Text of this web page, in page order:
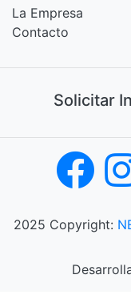
La Empresa
Contacto
Solicitar
2025 Copyright: